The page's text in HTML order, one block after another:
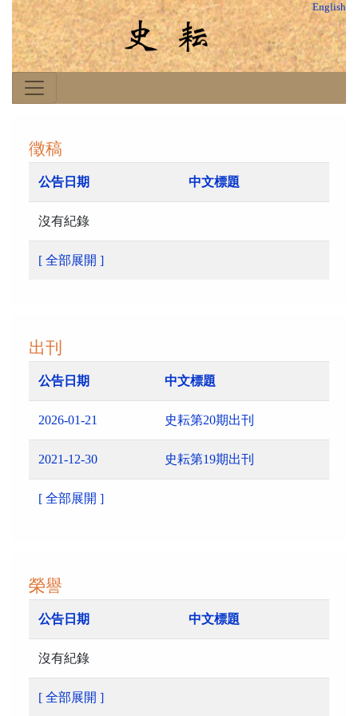
English
徵稿
公告日期 中文標題
沒有紀錄
[ 全部展開 ]
出刊
公告日期 中文標題
2026-01-21 史耘第20期出刊
2021-12-30 史耘第19期出刊
[ 全部展開 ]
榮譽
公告日期 中文標題
沒有紀錄
[ 全部展開 ]